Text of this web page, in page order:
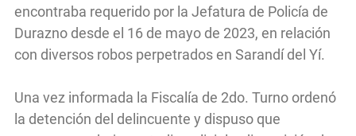
encontraba requerido por la Jefatura de Policía de
Durazno desde el 16 de mayo de 2023, en relación
con diversos robos perpetrados en Sarandí del Yí.
Una vez informada la Fiscalía de 2do. Turno ordenó
la detención del delincuente y dispuso que